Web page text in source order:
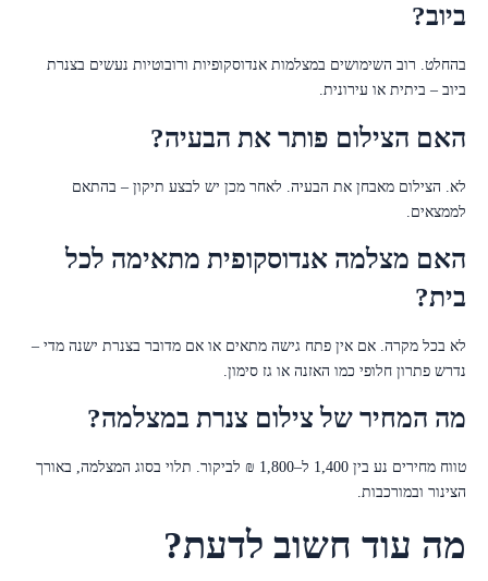
ביוב?
בהחלט. רוב השימושים במצלמות אנדוסקופיות ורובוטיות נעשים בצנרת
ביוב – ביתית או עירונית.
האם הצילום פותר את הבעיה?
לא. הצילום מאבחן את הבעיה. לאחר מכן יש לבצע תיקון – בהתאם
לממצאים.
האם מצלמה אנדוסקופית מתאימה לכל
בית?
לא בכל מקרה. אם אין פתח גישה מתאים או אם מדובר בצנרת ישנה מדי –
נדרש פתרון חלופי כמו האזנה או גז סימון.
מה המחיר של צילום צנרת במצלמה?
טווח מחירים נע בין 1,400 ל–1,800 ₪ לביקור. תלוי בסוג המצלמה, באורך
הצינור ובמורכבות.
מה עוד חשוב לדעת?